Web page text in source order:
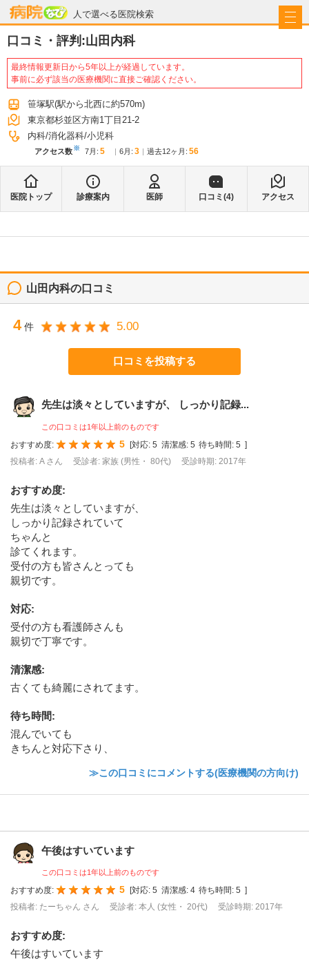
人で選べる医院検索
病院なび
口コミ・評判:山田内科
最終情報更新日から5年以上が経過しています。
事前に必ず該当の医療機関に直接ご確認ください。
笹塚駅(駅から北西に約570m)
東京都杉並区方南1丁目21-2
内科 消化器科 小児科
アクセス数※ 7月 : 5 6月 : 3 過去12ヶ月: 56
医院トップ 診療案内 医師 口コミ(4) アクセス
山田内科の口コミ
4 件 5.00
口コミを投稿する
先生は淡々としていますが、 しっかり記録...
この口コミは1年以上前のものです
おすすめ度: 5 [対応: 5 清潔感: 5 待ち時間: 5 ]
投稿者: A さん
受診者: 家族 (男性・ 80代) 受診時期: 2017年
おすすめ度:
先生は淡々としていますが、
しっかり記録されていて
ちゃんと
診てくれます。
受付の方も皆さんとっても
親切です。
対応:
受付の方も看護師さんも
親切で丁寧です。
清潔感:
古くても綺麗にされてます。
待ち時間:
混んでいても
きちんと対応下さり、
≫この口コミにコメントする(医療機関の方向け)
午後はすいています
この口コミは1年以上前のものです
おすすめ度: 5 対応: 5 清潔感: 4 待ち時間: 5
投稿者: たーちゃん さん
受診者: 本人 (女性・ 20代) 受診時期: 2017年
おすすめ度:
午後はすいています